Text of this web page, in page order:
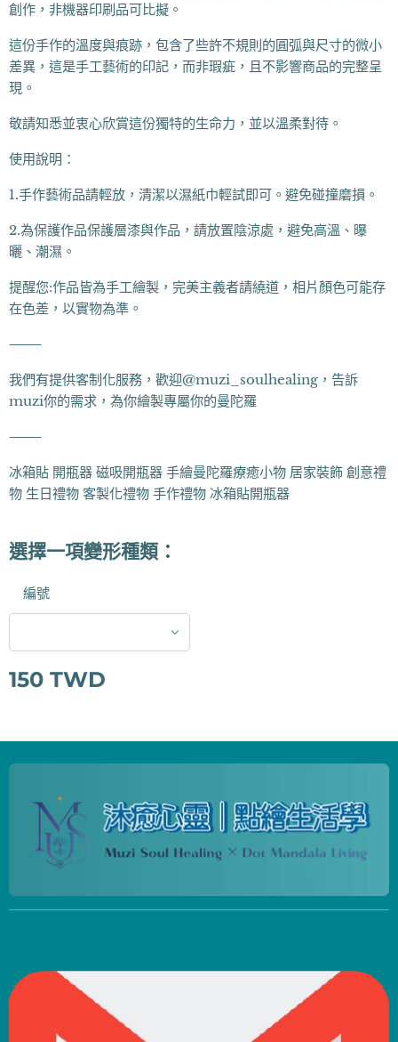
創作，非機器印刷品可比擬。
這份手作的溫度與痕跡，包含了些許不規則的圓弧與尺寸的微小
差異，這是手工藝術的印記，而非瑕疵，且不影響商品的完整呈
現。
敬請知悉並衷心欣賞這份獨特的生命力，並以溫柔對待。
使用說明：
1.手作藝術品請輕放，清潔以濕紙巾輕試即可。避免碰撞磨損。
2.為保護作品保護層漆與作品，請放置陰涼處，避免高溫、曝
曬、潮濕。
提醒您:作品皆為手工繪製，完美主義者請繞道，相片顏色可能存
在色差，以實物為準。
⸻
我們有提供客制化服務，歡迎@muzi_soulhealing，告訴
muzi你的需求，為你繪製專屬你的曼陀羅
⸻
冰箱貼 開瓶器 磁吸開瓶器 手繪曼陀羅療癒小物 居家裝飾 創意禮
物 生日禮物 客製化禮物 手作禮物 冰箱貼開瓶器
選擇一項變形種類：
編號
150 TWD